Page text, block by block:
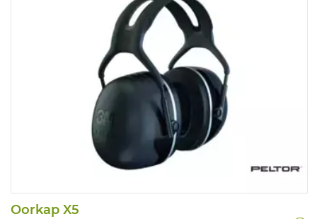
Oorkap X5